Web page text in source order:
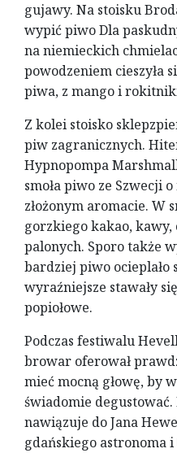
gujawy. Na stoisku
wypić piwo Dla
na niemieckich
powodzeniem cieszyła
piwa, z mango i
Z kolei stoisko
piw zagranicznych.
Hypnopompa
smoła piwo ze Szwecji
złożonym aromacie. W
gorzkiego kakao, kawy,
palonych. Sporo także
bardziej piwo ocieplało
wyraźniejsze stawały
popiołowe.
Podczas festiwalu
browar oferował
mieć mocną głowę, by
świadomie
nawiązuje do Jana
gdańskiego astronoma